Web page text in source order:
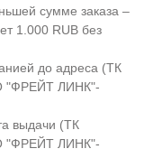
сумме заказа –
1.000 RUB без
до адреса (ТК
"ФРЕЙТ ЛИНК"-
выдачи (ТК
"ФРЕЙТ ЛИНК"-